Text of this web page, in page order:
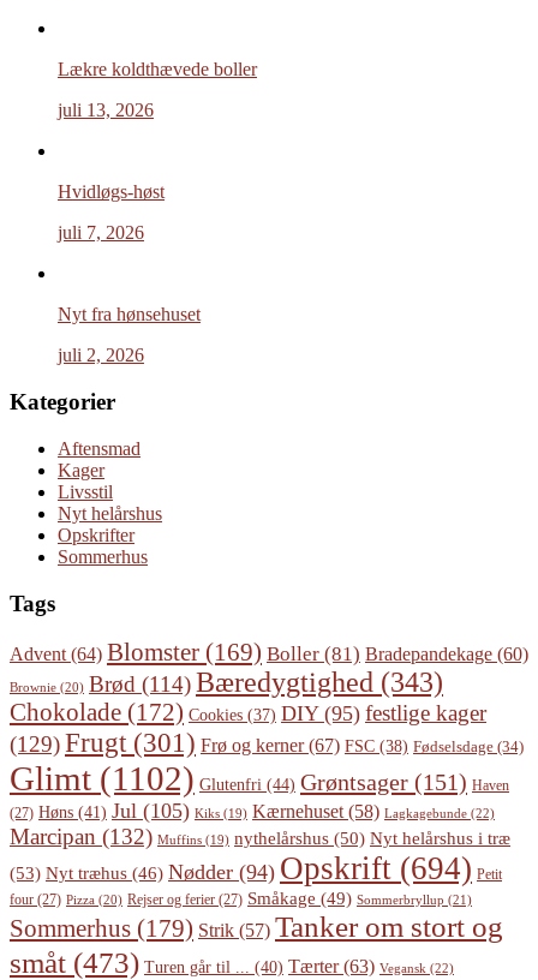
Lækre koldthævede boller
juli 13, 2026
Hvidløgs-høst
juli 7, 2026
Nyt fra hønsehuset
juli 2, 2026
Kategorier
Aftensmad
Kager
Livsstil
Nyt helårshus
Opskrifter
Sommerhus
Tags
Advent (64) Blomster (169) Boller (81) Bradepandekage (60)
Brownie (20) Brød (114)Bæredygtighed (343)
Chokolade (172) Cookies (37) DIY(95) festlige kager
(129)Frugt(301) Frø og kerner(67) FSC (38) Fødselsdage (34)
Glimt (1102) Glutenfri (44) Grøntsager (151) Haven
(27) Høns (41) Jul (105) Kiks (19) Kærnehuset (58) Lagkagebunde (22)
Marcipan (132) Muffins (19) nythelårshus (50) Nyt helårshus i træ
(53) Nyt træhus (46) Nødder (94) Opskrift (694) Petit
four (27) Pizza (20) Rejser og ferier (27) Småkage (49) Sommerbryllup (21)
Sommerhus (179) Strik (57) Tanker om stort og
småt (473) Turen går til ... (40) Tærter(63) Vegansk (22)